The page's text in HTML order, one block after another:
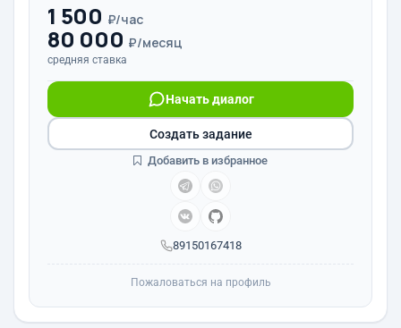
1 500 ₽/час
80 000 ₽/месяц
средняя ставка
89150167418
Начать диалог
Создать задание
Добавить в избранное
Пожаловаться на профиль